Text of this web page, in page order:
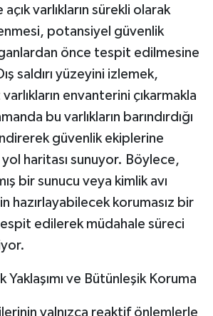
varlıkların sürekli olarak
potansiyel güvenlik
önce tespit edilmesine
saldırı yüzeyini izlemek,
envanterini çıkarmakla
bu varlıkların barındırdığı
güvenlik ekiplerine
haritası sunuyor. Böylece,
bir sunucu veya kimlik avı
hazırlayabilecek korumasız bir
edilerek müdahale süreci
Yaklaşımı ve Bütünleşik Koruma
yalnızca reaktif önlemlerle